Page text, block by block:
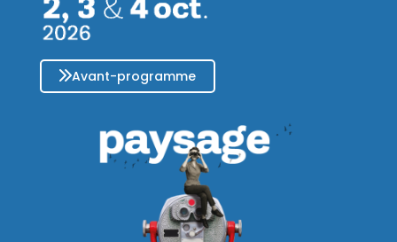
Avant-programme